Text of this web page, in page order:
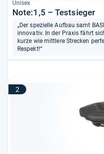
Uni­sex
Note:1,5 – Testsieger
„Der spezielle Aufbau samt
innovativ. In der Praxis fährt
kurze wie mittlere Strecken
Respekt!“
2